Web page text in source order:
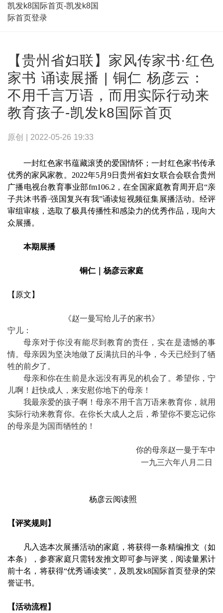
凯发k8国际首页-凯发k8国
际首页登录
【贵州省妇联】家风传家书·红色
家书 诵读展播 | 铜仁 杨彦云：
不用千言万语，而用实际行动来
教育孩子-凯发k8国际首页
原创 | 2022-05-26 19:33
一封红色家书蕴藏滚烫的爱国情怀；一封红色家书传承
优秀的家风家教。2022年5月9日贵州省妇女联合会联合贵州
广播电视台教育事业部fm106.2，在全国家庭教育周开启“亲
子共沐书香·强国复兴有我”诵读短视频征集展播活动。经评
审组审核，选取了极具传播性和感染力的优秀作品，现向大
众展播。
本期展播
铜仁｜杨彦云家庭
【原文】
《赵一曼写给儿子的家书》
宁儿：
母亲对于你没有能尽到教育的责任，实在是遗憾的事
情。母亲因为坚决地做了反满抗日的斗争，今天已经到了牺
牲的前夕了。
母亲和你在生前是永远没有再见的机会了。希望你，宁
儿啊！赶快成人，来安慰你地下的母亲！
我最亲爱的孩子啊！母亲不用千言万语来教育你，就用
实际行动来教育你。在你长大成人之后，希望你不要忘记你
的母亲是为国而牺牲的！
你的母亲赵一曼于车中
一九三六年八月二日
杨彦云阅读照
【评奖规则】
凡入选本次展播活动的家庭，将获得一条精编推文（如
本条），参赛家庭只需转发推文即可参与评奖，阅读量累计
前十名，将获得“优秀诵读奖”，及凯发k8国际首页登录的荣
誉证书。
【活动流程】